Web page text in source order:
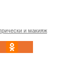
и макияж